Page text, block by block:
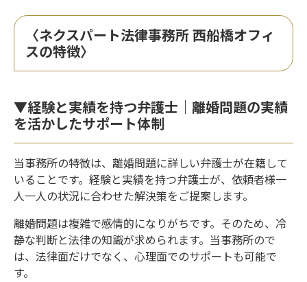
〈ネクスパート法律事務所 西船橋オフィ
スの特徴〉
▼経験と実績を持つ弁護士｜離婚問題の実績
を活かしたサポート体制
当事務所の特徴は、離婚問題に詳しい弁護士が在籍して
いることです。経験と実績を持つ弁護士が、依頼者様一
人一人の状況に合わせた解決策をご提案します。
離婚問題は複雑で感情的になりがちです。そのため、冷
静な判断と法律の知識が求められます。当事務所ので
は、法律面だけでなく、心理面でのサポートも可能で
す。